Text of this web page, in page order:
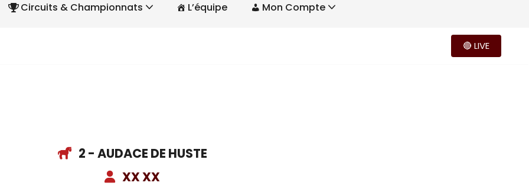
Circuits & Championnats L’équipe Mon Compte
🔴 LIVE
2 - AUDACE DE HUSTE
XX XX